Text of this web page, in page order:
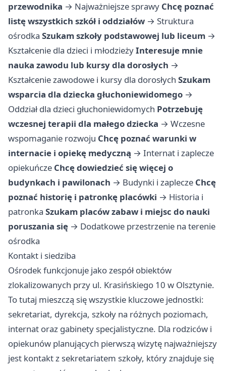
przewodnika → Najważniejsze sprawy Chcę poznać
listę wszystkich szkół i oddziałów → Struktura
ośrodka Szukam szkoły podstawowej lub liceum →
Kształcenie dla dzieci i młodzieżyInteresuje mnie
nauka zawodu lub kursy dla dorosłych →
Kształcenie zawodowe i kursy dla dorosłych Szukam
wsparcia dla dziecka głuchoniewidomego →
Oddział dla dzieci głuchoniewidomych Potrzebuję
wczesnej terapii dla małego dziecka → Wczesne
wspomaganie rozwoju Chcę poznać warunki w
internacie i opiekę medyczną → Internat i zaplecze
opiekuńcze Chcę dowiedzieć się więcej o
budynkach i pawilonach → Budynki i zaplecze Chcę
poznać historię i patronkę placówki → Historia i
patronka Szukam placów zabaw i miejsc do nauki
poruszania się → Dodatkowe przestrzenie na terenie
ośrodka
Kontakt i siedziba
Ośrodek funkcjonuje jako zespół obiektów
zlokalizowanych przy ul. Krasińskiego 10 w Olsztynie.
To tutaj mieszczą się wszystkie kluczowe jednostki:
sekretariat, dyrekcja, szkoły na różnych poziomach,
internat oraz gabinety specjalistyczne. Dla rodziców i
opiekunów planujących pierwszą wizytę najważniejszy
jest kontakt z sekretariatem szkoły, który znajduje się